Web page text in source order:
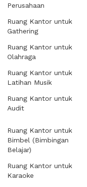
Perusahaan
Ruang Kantor untuk
Gathering
Ruang Kantor untuk
Olahraga
Ruang Kantor untuk
Latihan Musik
Ruang Kantor untuk
Audit
Ruang Kantor untuk
Bimbel (Bimbingan
Belajar)
Ruang Kantor untuk
Karaoke